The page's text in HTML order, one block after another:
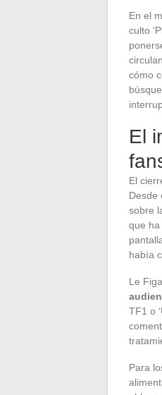
En el
culto
cómo
El
El
Desde
sobre
que
había
Le
TF1 o
Para